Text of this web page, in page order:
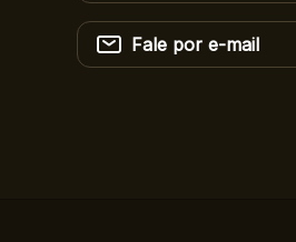
Fale por e-mail